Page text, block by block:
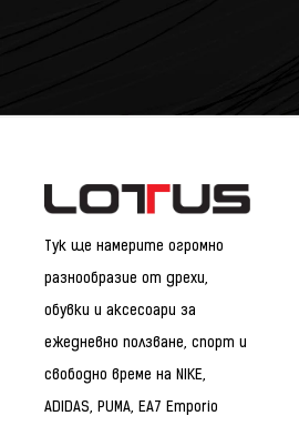
Тук ще намерите огромно
разнообразие от дрехи,
обувки и аксесоари за
ежедневно ползване, спорт и
свободно време на NIKE,
ADIDAS, PUMA, EA7 Emporio